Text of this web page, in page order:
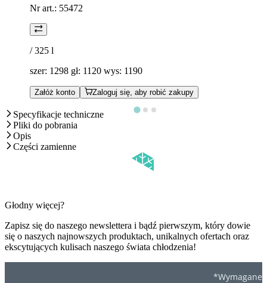
Nr art.: 55472
/ 325 l
szer: 1298 gł: 1120 wys: 1190
Załóż konto Zaloguj się, aby robić zakupy
Specyfikacje techniczne
Pliki do pobrania
Opis
Części zamienne
Głodny więcej?
Zapisz się do naszego newslettera i bądź pierwszym, który dowie
się o naszych najnowszych produktach, unikalnych ofertach oraz
ekscytujących kulisach naszego świata chłodzenia!
*Wymagane